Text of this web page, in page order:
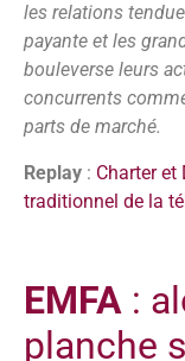
les relations
payante et les
bouleverse leurs
concurrents
parts de marché.
Replay : Charter et
traditionnel de la
EMFA :
planche